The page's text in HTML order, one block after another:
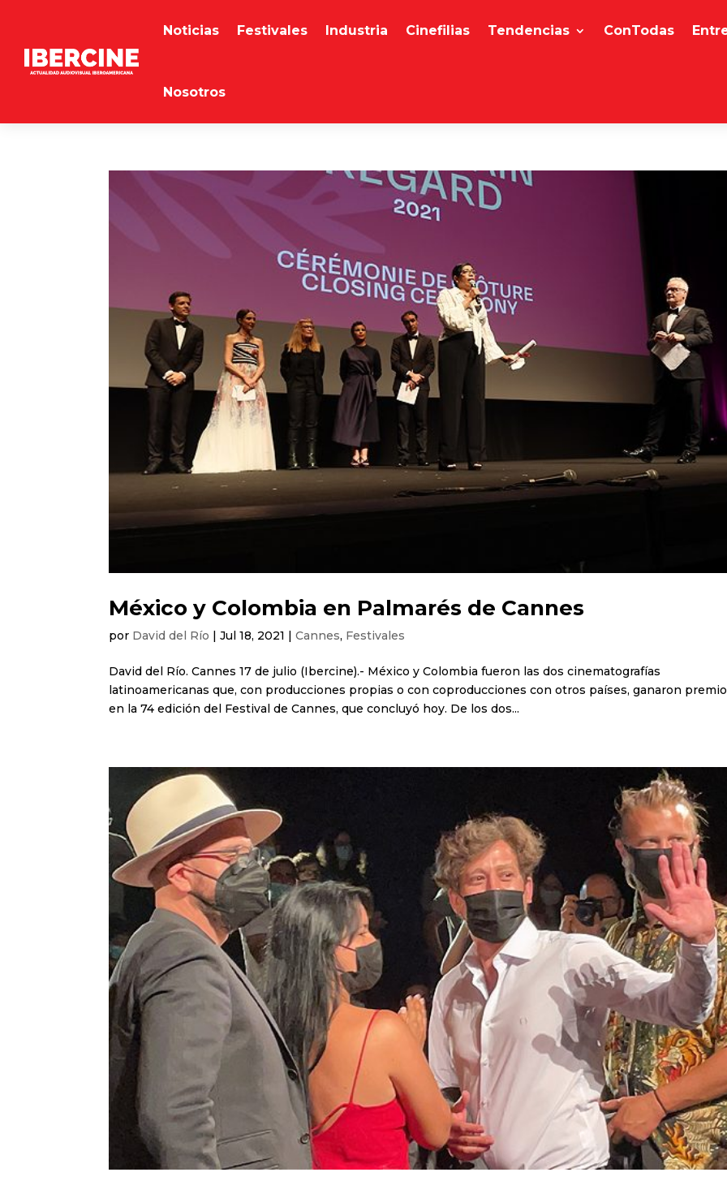
Noticias Festivales Industria Cinefilias Tendencias ConTodas
Nosotros
México y Colombia en Palmarés de Cannes
por David del Río |Jul 18, 2021 |Cannes, Festivales
David del Río. Cannes 17 de julio (Ibercine).- México y Colombia fueron las dos cinematografías
latinoamericanas que, con producciones propias o con coproducciones con otros países, ganaron
en la 74 edición del Festival de Cannes, que concluyó hoy. De los dos...